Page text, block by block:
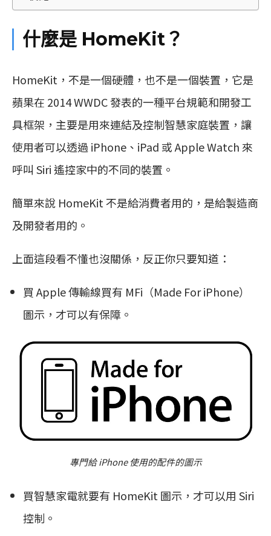
什麼是 HomeKit？
HomeKit，不是一個硬體，也不是一個裝置，它是
蘋果在 2014 WWDC 發表的一種平台規範和開發工
具框架，主要是用來連結及控制智慧家庭裝置，讓
使用者可以透過 iPhone、iPad 或 Apple Watch 來
呼叫 Siri 遙控家中的不同的裝置。
簡單來說 HomeKit 不是給消費者用的，是給製造商
及開發者用的。
上面這段看不懂也沒關係，反正你只要知道：
買 Apple 傳輸線買有 MFi（Made For iPhone）
圖示，才可以有保障。
專門給 iPhone 使用的配件的圖示
買智慧家電就要有 HomeKit 圖示，才可以用 Siri
控制。